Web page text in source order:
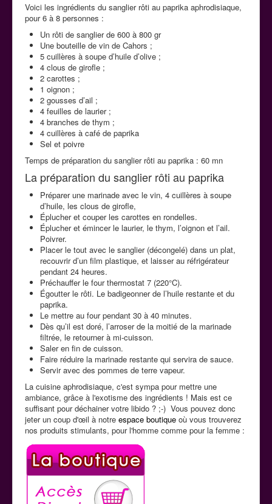
Contact
Voici les ingrédients du sanglier rôti au paprika aphrodisiaque,
pour 6 à 8 personnes :
Un rôti de sanglier de 600 à 800 gr
Une bouteille de vin de Cahors ;
5 cuillères à soupe d’huile d’olive ;
4 clous de girofle ;
2 carottes ;
1 oignon ;
2 gousses d’ail ;
4 feuilles de laurier ;
4 branches de thym ;
4 cuillères à café de paprika
Sel et poivre
Temps de préparation du sanglier rôti au paprika : 60 mn
La préparation du sanglier rôti au paprika
Préparer une marinade avec le vin, 4 cuillères à soupe
d’huile, les clous de girofle,
Éplucher et couper les carottes en rondelles.
Éplucher et émincer le laurier, le thym, l’oignon et l’ail.
Poivrer.
Placer le tout avec le sanglier (décongelé) dans un plat,
recouvrir d’un film plastique, et laisser au réfrigérateur
pendant 24 heures.
Préchauffer le four thermostat 7 (220°C).
Égoutter le rôti. Le badigeonner de l’huile restante et du
paprika.
Le mettre au four pendant 30 à 40 minutes.
Dès qu’il est doré, l’arroser de la moitié de la marinade
filtrée, le retourner à mi-cuisson.
Saler en fin de cuisson.
Faire réduire la marinade restante qui servira de sauce.
Servir avec des pommes de terre vapeur.
La cuisine aphrodisiaque, c'est sympa pour mettre une
ambiance, grâce à l'exotisme des ingrédients ! Mais est ce
suffisant pour déchainer votre libido ? ;-) Vous pouvez donc
jeter un coup d'œil à notre espace boutique où vous trouverez
nos produits stimulants, pour l'homme comme pour la femme :